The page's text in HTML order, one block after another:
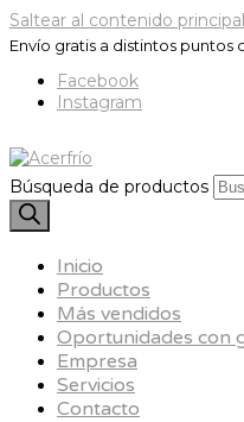
Saltear al contenido principal
Envío gratis a distintos puntos
Facebook
Instagram
Búsqueda de productos
Inicio
Productos
Más vendidos
Oportunidades con
Empresa
Servicios
Contacto